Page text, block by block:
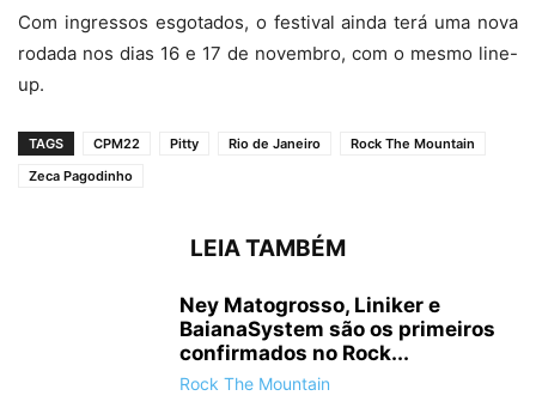
Com ingressos esgotados, o festival ainda terá uma nova
rodada nos dias 16 e 17 de novembro, com o mesmo line-
up.
TAGS CPM22 Pitty Rio de Janeiro
Rock The Mountain
Zeca Pagodinho
LEIA TAMBÉM
Ney Matogrosso, Liniker e
BaianaSystem são os primeiros
confirmados no Rock...
Rock The Mountain